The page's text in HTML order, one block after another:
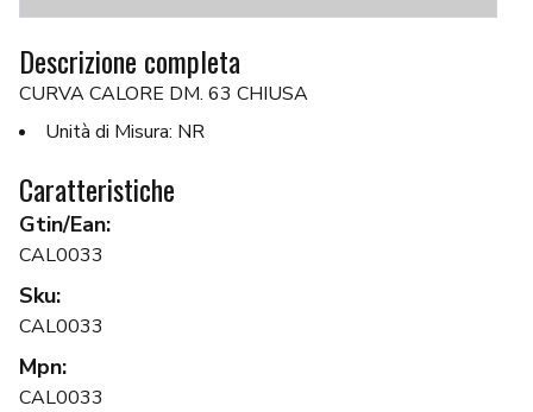
Descrizione completa
CURVA CALORE DM. 63 CHIUSA
Unità di Misura: NR
Caratteristiche
Gtin/Ean:
CAL0033
Sku:
CAL0033
Mpn:
CAL0033